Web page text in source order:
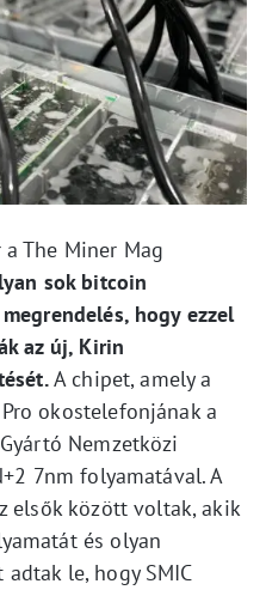
The Miner Mag
sok bitcoin
hogy ezzel
az új, Kirin
A chipet, amely a
okostelefonjának a
Nemzetközi
7nm folyamatával. A
elsők között voltak, akik
és olyan
le, hogy SMIC